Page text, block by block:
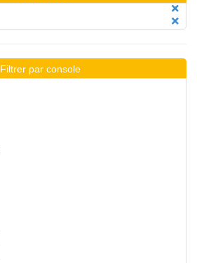
Filtrer par console